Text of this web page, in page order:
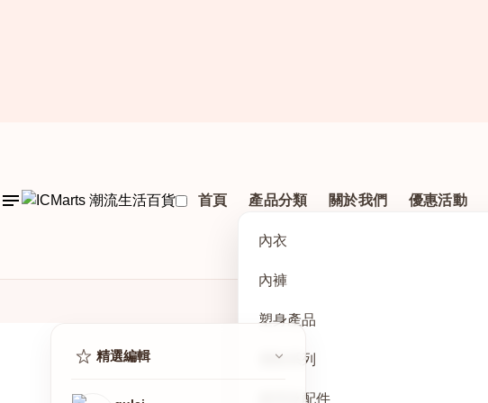
首頁 產品分類
內衣
內褲
塑身產品
運動系列
護理及配件
關於我們 優惠活動
精選編輯